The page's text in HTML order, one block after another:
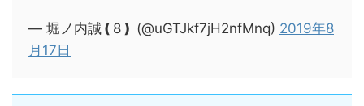
— 堀ノ内誠❪8❫ (@uGTJkf7jH2nfMnq) 2019年8
月17日